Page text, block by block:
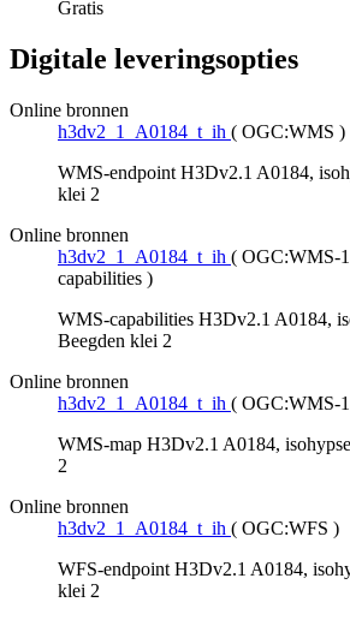
Gratis
Digitale leveringsopties
Online bronnen
h3dv2_1_A0184_t_ih ( OGC:WMS )
WMS-endpoint H3Dv2.1 A0184,
klei 2
Online bronnen
h3dv2_1_A0184_t_ih ( OGC:WMS-
capabilities )
WMS-capabilities H3Dv2.1 A0184,
Beegden klei 2
Online bronnen
h3dv2_1_A0184_t_ih ( OGC:WMS-
WMS-map H3Dv2.1 A0184,
2
Online bronnen
h3dv2_1_A0184_t_ih ( OGC:WFS )
WFS-endpoint H3Dv2.1 A0184,
klei 2